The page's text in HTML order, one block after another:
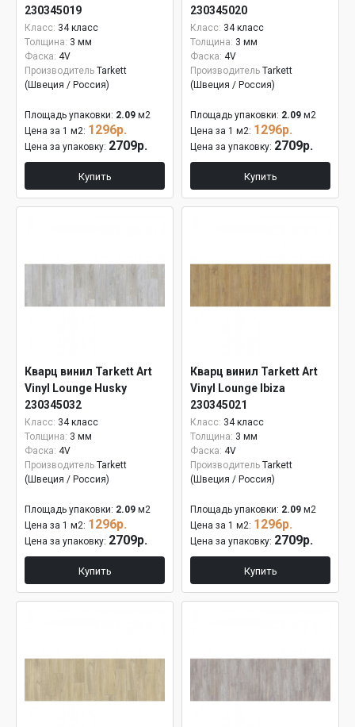
230345019
Класс: 34 класс
Толщина: 3 мм
Фаска: 4V
Производитель Tarkett
(Швеция / Россия)
Площадь упаковки: 2.09 м2
Цена за 1 м2: 1296р.
Цена за упаковку: 2709р.
Купить
230345020
Класс: 34 класс
Толщина: 3 мм
Фаска: 4V
Производитель Tarkett
(Швеция / Россия)
Площадь упаковки: 2.09 м2
Цена за 1 м2: 1296р.
Цена за упаковку: 2709р.
Купить
Кварц винил Tarkett Art
Vinyl Lounge Husky
230345032
Класс: 34 класс
Толщина: 3 мм
Фаска: 4V
Производитель Tarkett
(Швеция / Россия)
Площадь упаковки: 2.09 м2
Цена за 1 м2: 1296р.
Цена за упаковку: 2709р.
Купить
Кварц винил Tarkett Art
Vinyl Lounge Ibiza
230345021
Класс: 34 класс
Толщина: 3 мм
Фаска: 4V
Производитель Tarkett
(Швеция / Россия)
Площадь упаковки: 2.09 м2
Цена за 1 м2: 1296р.
Цена за упаковку: 2709р.
Купить